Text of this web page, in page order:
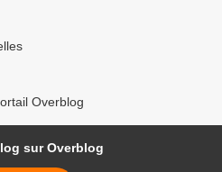
Overblog
sur Overblog